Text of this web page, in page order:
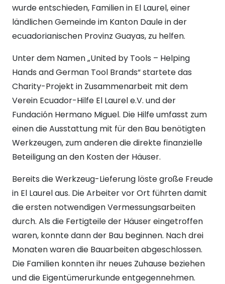
wurde entschieden, Familien in El Laurel, einer
ländlichen Gemeinde im Kanton Daule in der
ecuadorianischen Provinz Guayas, zu helfen.
Unter dem Namen „United by Tools – Helping
Hands and German Tool Brands“ startete das
Charity-Projekt in Zusammenarbeit mit dem
Verein Ecuador-Hilfe El Laurel e.V. und der
Fundación Hermano Miguel. Die Hilfe umfasst zum
einen die Ausstattung mit für den Bau benötigten
Werkzeugen, zum anderen die direkte finanzielle
Beteiligung an den Kosten der Häuser.
Bereits die Werkzeug-Lieferung löste große Freude
in El Laurel aus. Die Arbeiter vor Ort führten damit
die ersten notwendigen Vermessungsarbeiten
durch. Als die Fertigteile der Häuser eingetroffen
waren, konnte dann der Bau beginnen. Nach drei
Monaten waren die Bauarbeiten abgeschlossen.
Die Familien konnten ihr neues Zuhause beziehen
und die Eigentümerurkunde entgegennehmen.